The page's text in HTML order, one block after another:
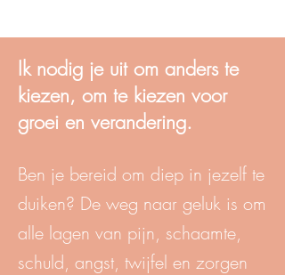
Ik nodig je uit om anders te
kiezen, om te kiezen voor
groei en verandering.
Ben je bereid om diep in jezelf te
duiken? De weg naar geluk is om
alle lagen van pijn, schaamte,
schuld, angst, twijfel en zorgen